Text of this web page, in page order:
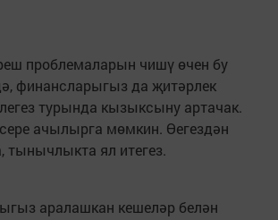
проблемаларын чишү өчен бу
финансларыгыз да җитәрлек
турында кызыксыну артачак.
ачылырга мөмкин. Өегездән
тынычлыкта ял итегез.
аралашкан кешеләр белән